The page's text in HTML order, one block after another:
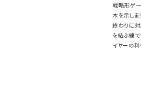
戦略形ゲ
木を示しま
終わりに
を結ぶ線
イヤーの